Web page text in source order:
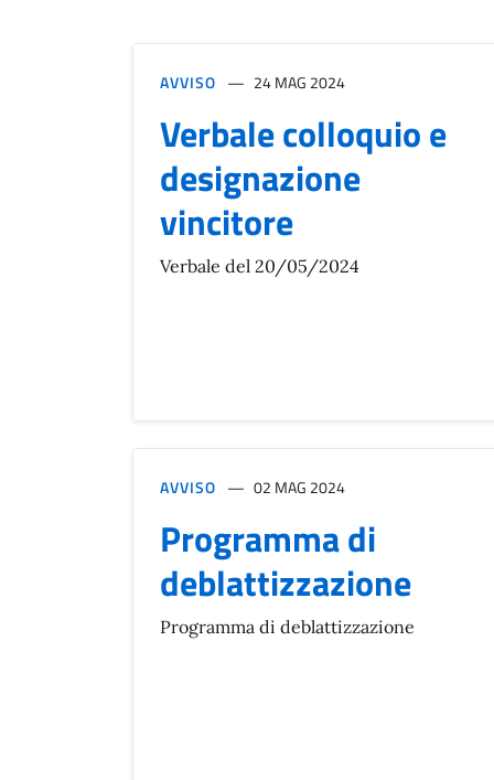
AVVISO 24 MAG 2024
Verbale colloquio e
designazione
vincitore
Verbale del 20/05/2024
AVVISO 02 MAG 2024
Programma di
deblattizzazione
Programma di deblattizzazione